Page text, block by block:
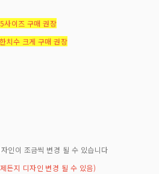
이즈 구매 권장
치수 크게 구매 권장
인이 조금씩 변경 될 수 있습니다
든지 디자인 변경 될 수 있음)